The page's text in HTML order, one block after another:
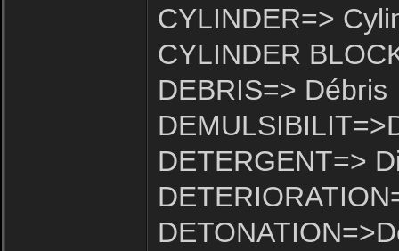
CYLINDER=>
CYLINDER
DEBRIS=> Débris
DETERGENT=>